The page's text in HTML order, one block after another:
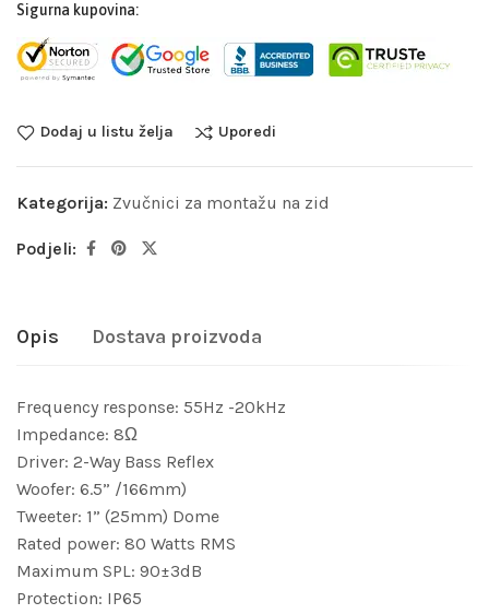
Sigurna kupovina:
Dodaj u listu želja Uporedi
Kategorija: Zvučnici za montažu na zid
Podjeli:
Opis Dostava proizvoda
Frequency response: 55Hz -20kHz
Impedance: 8Ω
Driver: 2-Way Bass Reflex
Woofer: 6.5” /166mm)
Tweeter: 1” (25mm) Dome
Rated power: 80 Watts RMS
Maximum SPL: 90±3dB
Protection: IP65